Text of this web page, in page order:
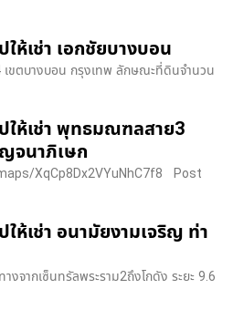
ให้เช่า เอกชัยบางบอน
ขตบางบอน กรุงเทพ ลักษณะที่ดินจำนวน
ปให้เช่า พุทธมณฑลสาย3
จนาภิเษก
XqCp8Dx2VYuNhC7f8 Post
ให้เช่า อนามัยงามเจริญ ท่า
งจากเซ็นทรัลพระราม2ถึงโกดัง ระยะ 9.6